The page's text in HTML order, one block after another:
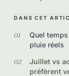
DANS CET
Quel
pluie réels
Juillet vs
préfèrent